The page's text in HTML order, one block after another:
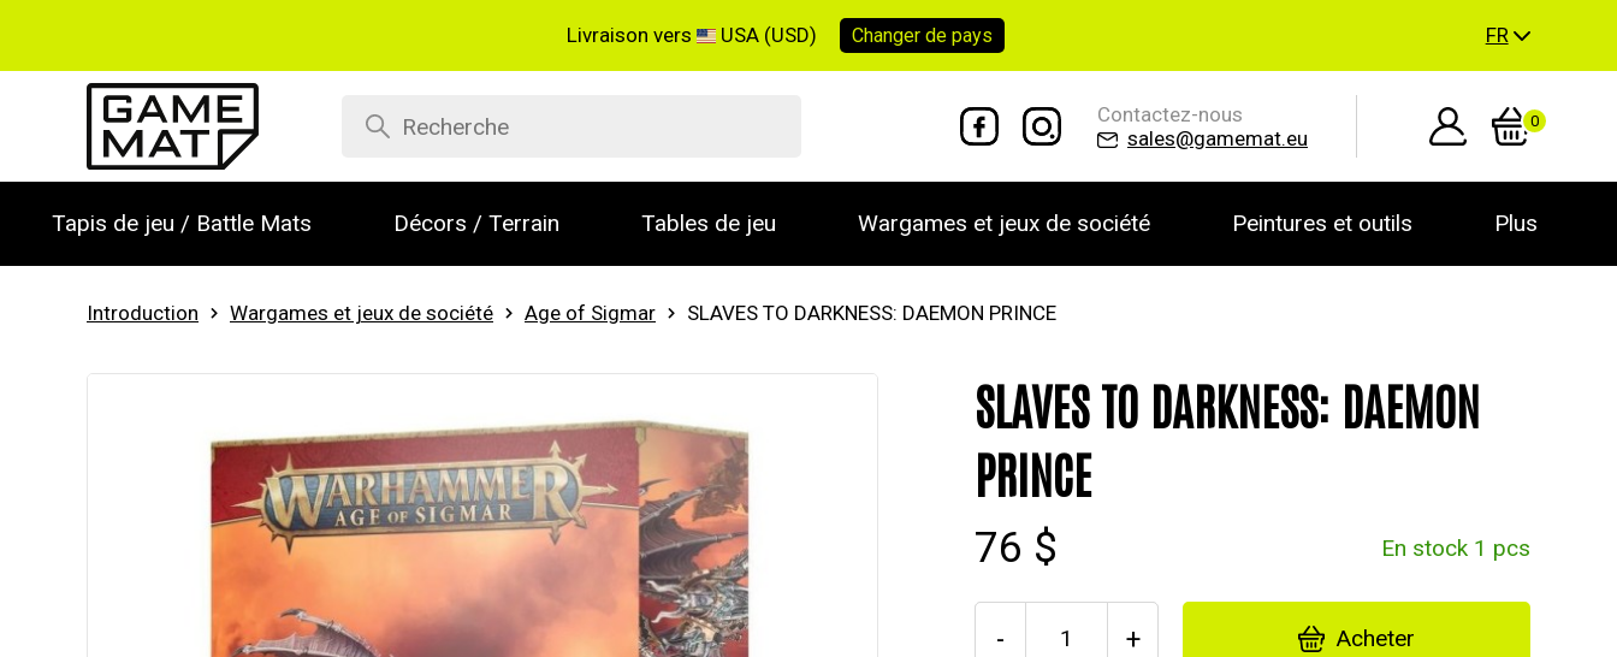
Livraison vers USA (USD) Changer depays FR
Contactez-nous
sales@gamemat.eu
0
Tapis de jeu / Battle Mats Décors / Terrain Tables de jeu Wargames et jeux de société Peintures et outils Plus
Introduction Wargames et jeux de société Age of Sigmar SLAVES TO DARKNESS: DAEMON PRINCE
SLAVES TO DARKNESS: DAEMON
PRINCE
76 $ En stock 1 pcs
- + Acheter